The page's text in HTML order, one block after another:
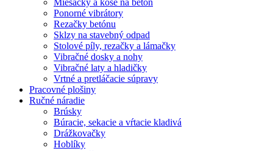
Ponorné vibrátory
Rezačky betónu
Sklzy na stavebný odpad
Stolové píly, rezačky a lámačky
Vibračné dosky a nohy
Vibračné laty a hladičky
Vrtné a pretláčacie súpravy
Pracovné plošiny
Ručné náradie
Brúsky
Búracie, sekacie a vŕtacie kladivá
Drážkovačky
Hoblíky